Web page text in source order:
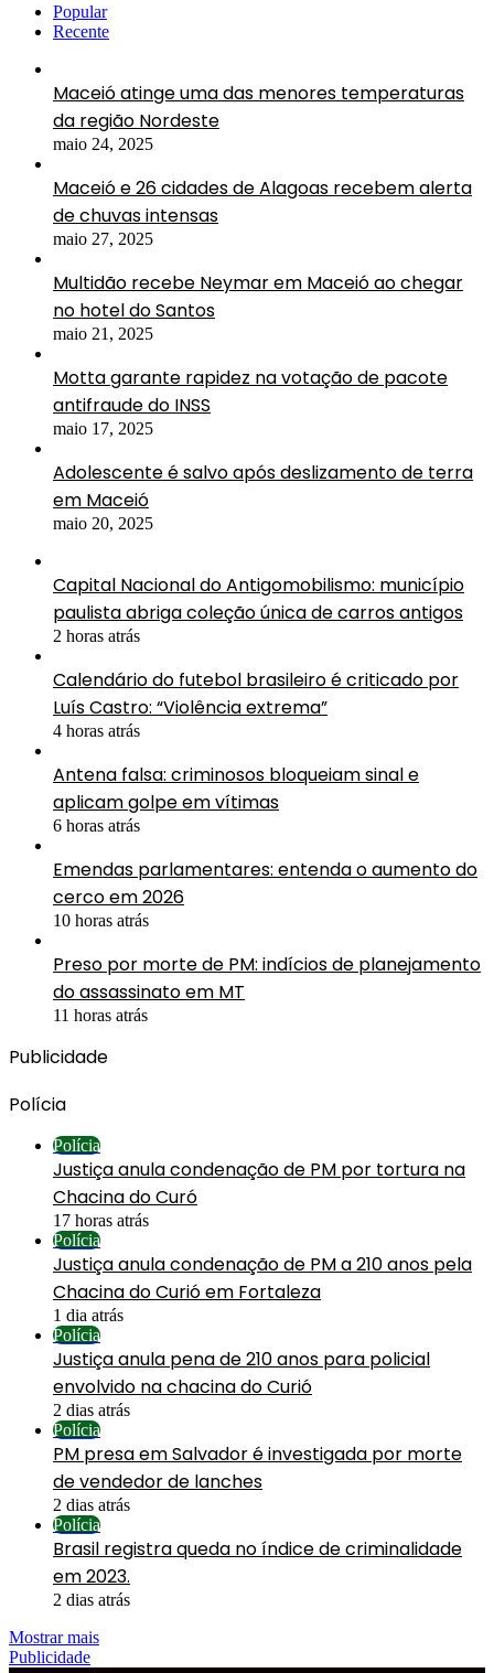
Popular
Recente
Maceió atinge uma das menores temperaturas
da região Nordeste
maio 24, 2025
Maceió e 26 cidades de Alagoas recebem alerta
de chuvas intensas
maio 27, 2025
Multidão recebe Neymar em Maceió ao chegar
no hotel do Santos
maio 21, 2025
Motta garante rapidez na votação de pacote
antifraude do INSS
maio 17, 2025
Adolescente é salvo após deslizamento de terra
em Maceió
maio 20, 2025
Capital Nacional do Antigomobilismo: município
paulista abriga coleção única de carros antigos
2 horas atrás
Calendário do futebol brasileiro é criticado por
Luís Castro: “Violência extrema”
4 horas atrás
Antena falsa: criminosos bloqueiam sinal e
aplicam golpe em vítimas
6 horas atrás
Emendas parlamentares: entenda o aumento do
cerco em 2026
10 horas atrás
Preso por morte de PM: indícios de planejamento
do assassinato em MT
11 horas atrás
Publicidade
Polícia
Polícia
Justiça anula condenação de PM por tortura na
Chacina do Curó
17 horas atrás
Polícia
Justiça anula condenação de PM a 210 anos pela
Chacina do Curió em Fortaleza
1 dia atrás
Polícia
Justiça anula pena de 210 anos para policial
envolvido na chacina do Curió
2 dias atrás
Polícia
PM presa em Salvador é investigada por morte
de vendedor de lanches
2 dias atrás
Polícia
Brasil registra queda no índice de criminalidade
em 2023.
2 dias atrás
Mostrar mais
Publicidade